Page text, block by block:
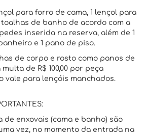
para forro de cama, 1 lençol para
de banho de acordo com a
inserida na reserva, além de 1
e 1 pano de piso.
de corpo e rosto como panos de
de R$ 100,00 por peça
vale para lençóis manchados.
de enxovais (cama e banho) são
vez, no momento da entrada na